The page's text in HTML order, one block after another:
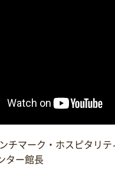
チマーク・ホスピタリ
ター館長